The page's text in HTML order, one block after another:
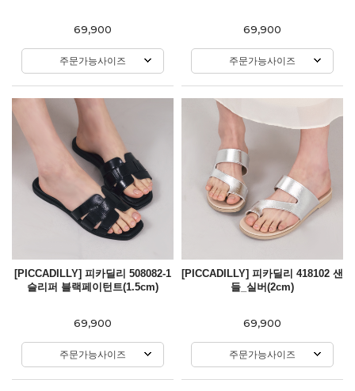
69,900
주문가능사이즈
69,900
주문가능사이즈
[PICCADILLY] 피카딜리 508082-1
슬리퍼 블랙페이턴트(1.5cm)
69,900
주문가능사이즈
[PICCADILLY] 피카딜리 418102 샌
들_실버(2cm)
69,900
주문가능사이즈